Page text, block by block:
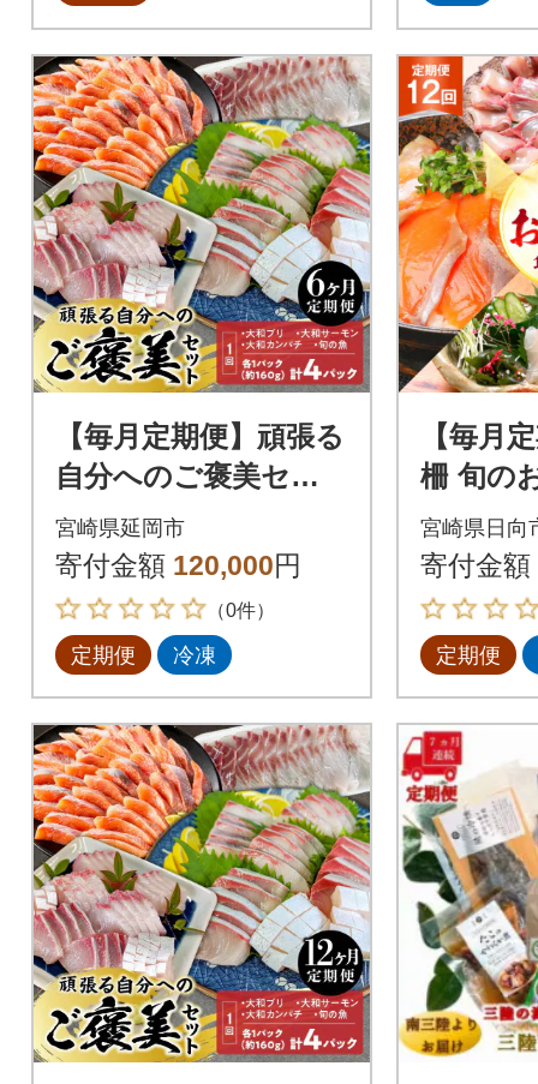
【毎月定期便】頑張る
自分へのご褒美セッ
ト全6回
宮崎県延岡市
寄付金額 120,000円
（0件）
定期便 冷凍
【毎月
柵 旬の
回
宮崎県日向
寄付金額
定期便